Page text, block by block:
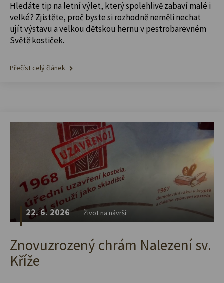
Hledáte tip na letní výlet, který spolehlivě zabaví malé i
velké? Zjistěte, proč byste si rozhodně neměli nechat
ujít výstavu a velkou dětskou hernu v pestrobarevném
Světě kostiček.
Přečíst celý článek
22. 6. 2026 Život na návrší
Znovuzrozený chrám Nalezení sv.
Kříže